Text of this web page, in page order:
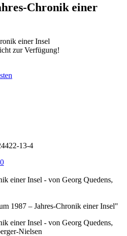
Chronik einer
zur Verfügung!
13-4
0
einer Insel - von Georg Quedens,
1987 – Jahres-Chronik einer Insel"
einer Insel - von Georg Quedens,
Nielsen